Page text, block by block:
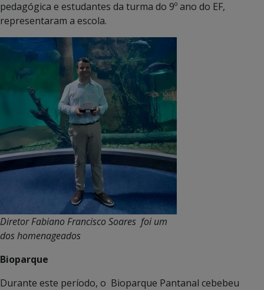
pedagógica e estudantes da turma do 9º ano do EF,
representaram a escola.
Diretor Fabiano Francisco Soares foi um
dos homenageados
Bioparque
Durante este período, o Bioparque Pantanal cebebeu